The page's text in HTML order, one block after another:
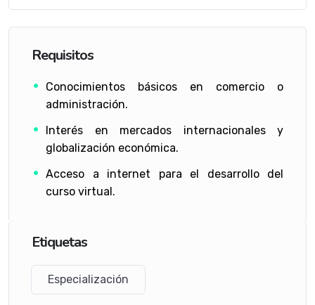
Requisitos
Conocimientos básicos en comercio o
administración.
Interés en mercados internacionales y
globalización económica.
Acceso a internet para el desarrollo del
curso virtual.
Etiquetas
Especialización